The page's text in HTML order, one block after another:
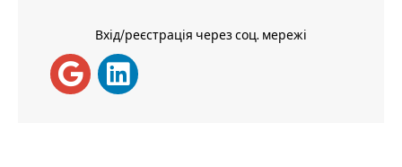
Вхід/реєстрація через соц. мережі